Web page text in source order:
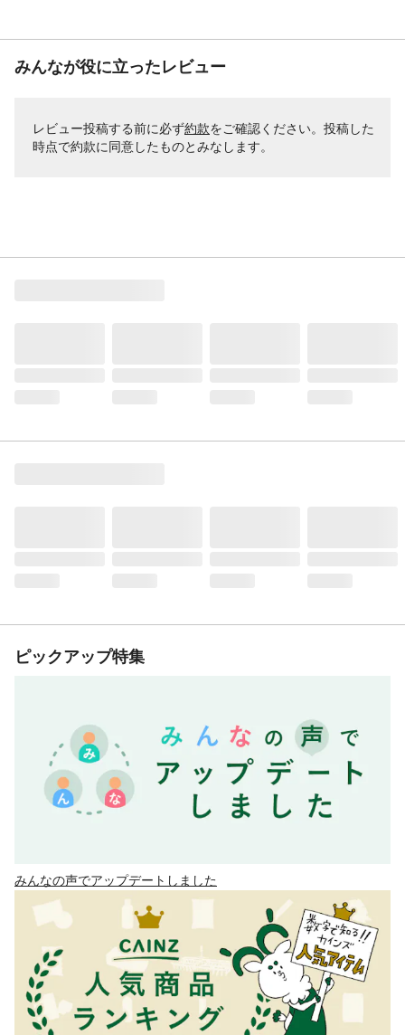
みんなが役に立ったレビュー
レビュー投稿する前に必ず約款をご確認ください。投稿した
時点で約款に同意したものとみなします。
ピックアップ特集
みんなの声でアップデートしました